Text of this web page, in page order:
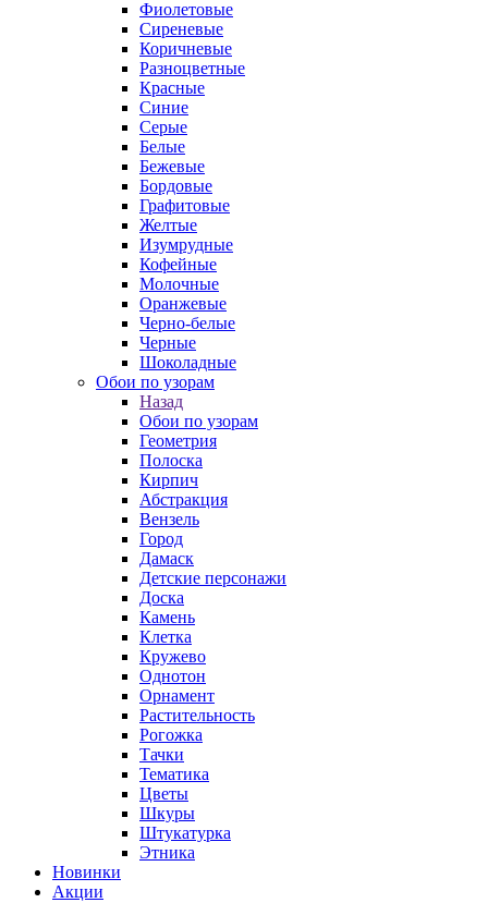
Фиолетовые
Сиреневые
Коричневые
Разноцветные
Красные
Синие
Серые
Белые
Бежевые
Бордовые
Графитовые
Желтые
Изумрудные
Кофейные
Молочные
Оранжевые
Черно-белые
Черные
Шоколадные
Обои по узорам
Назад
Обои по узорам
Геометрия
Полоска
Кирпич
Абстракция
Вензель
Город
Дамаск
Детские персонажи
Доска
Камень
Клетка
Кружево
Однотон
Орнамент
Растительность
Рогожка
Тачки
Тематика
Цветы
Шкуры
Штукатурка
Этника
Новинки
Акции